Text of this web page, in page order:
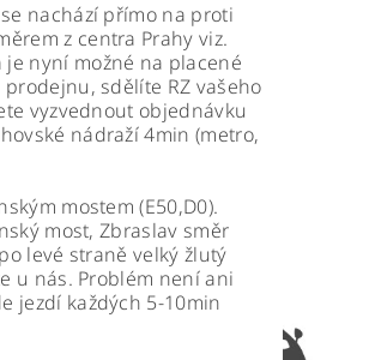
nachází přímo na proti
z centra Prahy viz.
nyní možné na placené
sdělíte RZ vašeho
vyzvednout objednávku
nádraží 4min (metro,
mostem (E50,D0).
most, Zbraslav směr
levé straně velký žlutý
u nás. Problém není ani
jezdí každých 5-10min